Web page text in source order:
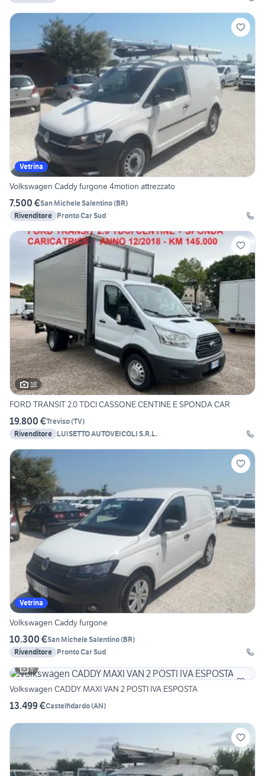
Vetrina
Volkswagen Caddy furgone 4motion attrezzato
7.500 €San Michele Salentino(BR)
Rivenditore Pronto Car Sud
18
FORD TRANSIT 2.0 TDCI CASSONE CENTINE E SPONDA CAR
19.800 €Treviso(TV)
Rivenditore LUISETTO AUTOVEICOLI S.R.L.
Vetrina
Volkswagen Caddy furgone
10.300 €San Michele Salentino(BR)
Rivenditore Pronto Car Sud
6
Volkswagen CADDY MAXI VAN 2 POSTI IVA ESPOSTA
13.499 €Castelfidardo(AN)